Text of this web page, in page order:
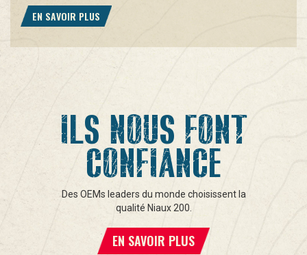
EN SAVOIR PLUS
ILS NOUS FONT
CONFIANCE
Des OEMs leaders du monde choisissent la
qualité Niaux 200.
EN SAVOIR PLUS